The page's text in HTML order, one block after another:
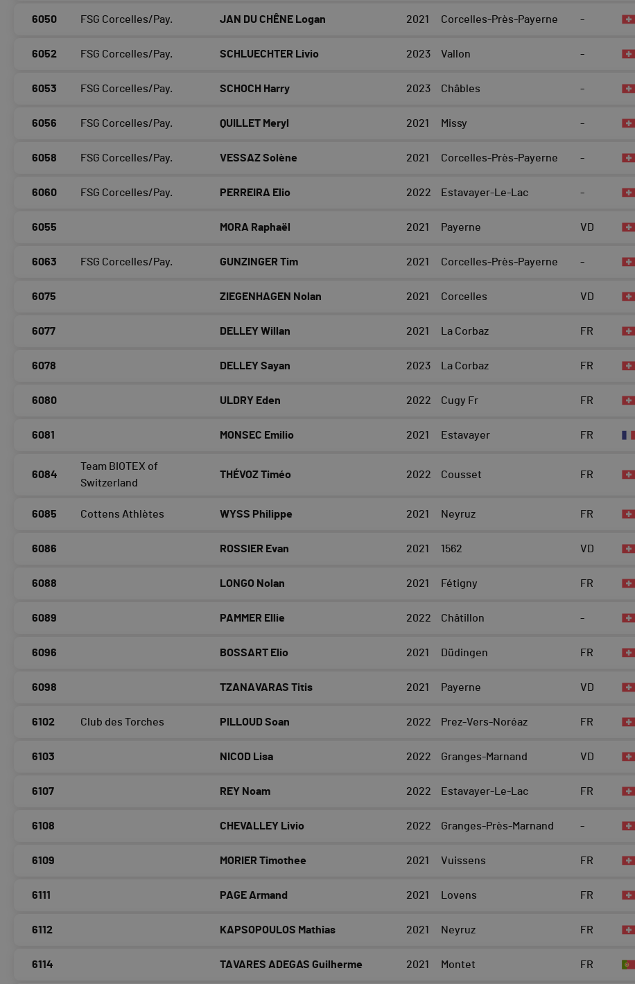
6050 FSG Corcelles/Pay. JAN DU CHÊNE Logan 2021 Corcelles-Près-Payerne -
6052 FSG Corcelles/Pay. SCHLUECHTER Livio 2023 Vallon -
6053 FSG Corcelles/Pay. SCHOCH Harry 2023 Châbles -
6056 FSG Corcelles/Pay. QUILLET Meryl 2021 Missy -
6058 FSG Corcelles/Pay. VESSAZ Solène 2021 Corcelles-Près-Payerne -
6060 FSG Corcelles/Pay. PERREIRA Elio 2022 Estavayer-Le-Lac -
6055 MORA Raphaël 2021 Payerne VD
6063 FSG Corcelles/Pay. GUNZINGER Tim 2021 Corcelles-Près-Payerne -
6075 ZIEGENHAGEN Nolan 2021 Corcelles VD
6077 DELLEY Willan 2021 La Corbaz FR
6078 DELLEY Sayan 2023 La Corbaz FR
6080 ULDRY Eden 2022 Cugy Fr FR
6081 MONSEC Emilio 2021 Estavayer FR
6084
Team BIOTEX of
Switzerland
THÉVOZ Timéo 2022 Cousset FR
6085 Cottens Athlètes WYSS Philippe 2021 Neyruz FR
6086 ROSSIER Evan 2021 1562 VD
6088 LONGO Nolan 2021 Fétigny FR
6089 PAMMER Ellie 2022 Châtillon -
6096 BOSSART Elio 2021 Düdingen FR
6098 TZANAVARAS Titis 2021 Payerne VD
6102 Club des Torches PILLOUD Soan 2022 Prez-Vers-Noréaz FR
6103 NICOD Lisa 2022 Granges-Marnand VD
6107 REY Noam 2022 Estavayer-Le-Lac FR
6108 CHEVALLEY Livio 2022 Granges-Près-Marnand -
6109 MORIER Timothee 2021 Vuissens FR
6111 PAGE Armand 2021 Lovens FR
6112 KAPSOPOULOS Mathias 2021 Neyruz FR
6114 TAVARES ADEGAS Guilherme 2021 Montet FR